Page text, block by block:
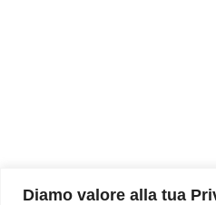
Diamo valore alla tua